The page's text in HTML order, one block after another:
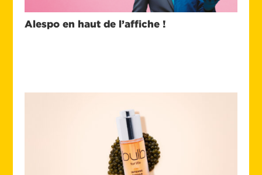
Alespo en haut de l’affiche !